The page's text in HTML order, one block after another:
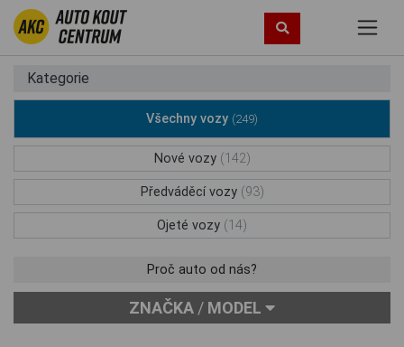
Kategorie
Všechny vozy (249)
Nové vozy (142)
Předváděcí vozy (93)
Ojeté vozy (14)
Proč auto od nás?
ZNAČKA / MODEL